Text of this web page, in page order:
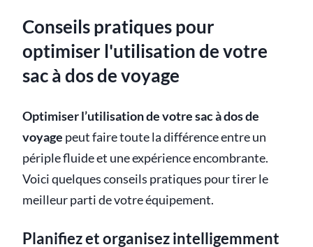
Conseils pratiques pour
optimiser l'utilisation de votre
sac à dos de voyage
Optimiser l’utilisation de votre sac à dos de
voyage peut faire toute la différence entre un
périple fluide et une expérience encombrante.
Voici quelques conseils pratiques pour tirer le
meilleur parti de votre équipement.
Planifiez et organisez intelligemment